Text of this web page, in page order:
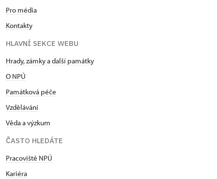
Pro média
Kontakty
HLAVNÍ SEKCE WEBU
Hrady, zámky a další památky
O NPÚ
Památková péče
Vzdělávání
Věda a výzkum
ČASTO HLEDÁTE
Pracoviště NPÚ
Kariéra